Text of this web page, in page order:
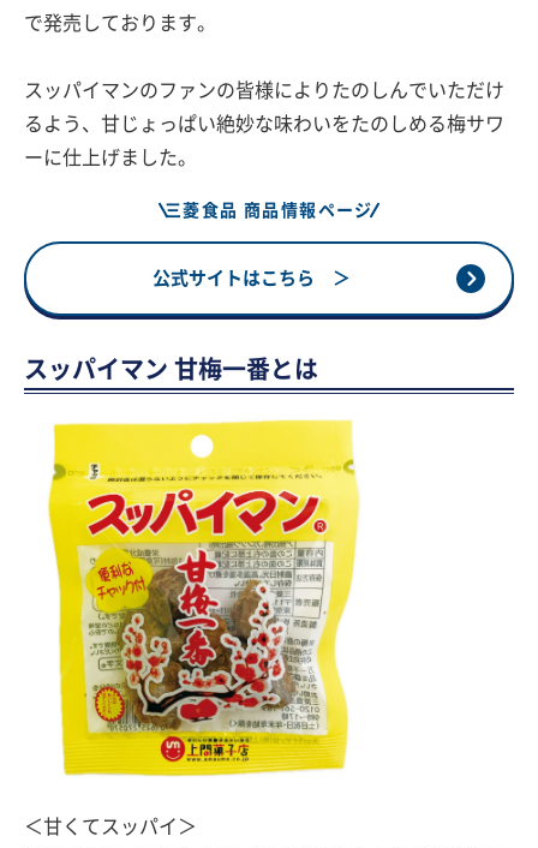
で発売しております。
スッパイマンのファンの皆様によりたのしんでいただけ
るよう、甘じょっぱい絶妙な味わいをたのしめる梅サワ
ーに仕上げました。
三菱食品 商品情報ページ
公式サイトはこちら ＞
スッパイマン 甘梅一番とは
＜甘くてスッパイ＞